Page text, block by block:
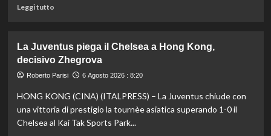
Leggi tuttoLeggi
Fifa,
Priante
(Siga)
credibilità
del
sistema
La Juventus piega il Chelsea a Hong Kong,
decisivo Zhegrova
Roberto Parisi 6 Agosto 2026 : 8:20
HONG KONG (CINA) (ITALPRESS) – La Juventus chiude con
una vittoria di prestigio la tournèe asiatica superando 1-0 il
Chelsea al Kai Tak Sports Park...